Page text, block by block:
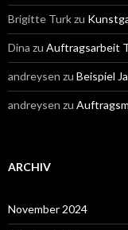
Brigitte Turkzu
Dina zu Auftragsarbeit
andreysen zu Beispiel
andreysen zu
ARCHIV
November 2024